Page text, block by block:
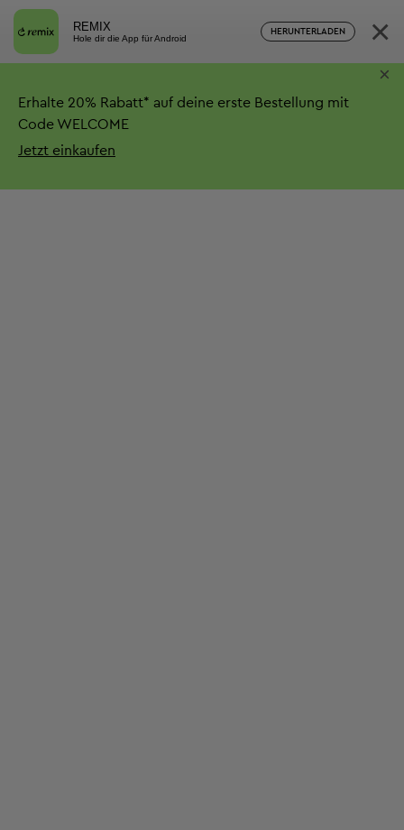
REMIX
Hole dir die App für Android
HERUNTERLADEN ×
Erhalte 20% Rabatt* auf deine erste Bestellung mit
Code WELCOME
Jetzt einkaufen
×